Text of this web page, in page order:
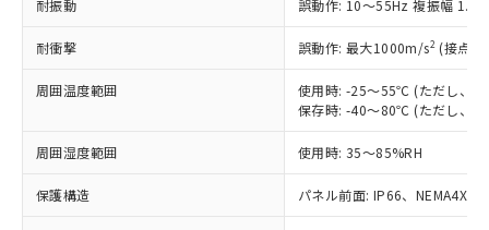
耐振動 誤動作: 10～55Hz 複振幅
耐衝撃 誤動作: 最大1000m/s2 (接点
周囲温度範囲
使用時: -25～55℃ (ただし、氷
保存時: -40～80℃ (ただし、氷
周囲湿度範囲 使用時: 35～85%RH
保護構造 パネル前面: IP66、NEMA4X,
示しないようお願いします。
マイパーツ機能（部品リスト作成サー
ビス）をご利用いただくには、I-Web
メンバーズにご登録されている必要が
登録された部品リストについて、当社
および当社の共同利用者が、当社の製
品・サービスに関するお客様との取
部品在庫の切り替え状況などにより、予定
月が前後することがあります。
※3 非含有証明書ダウンロード
下記の非含有証明書をダウンロードするこ
準値以下であることを示します。
「10」：通常の使用状況下において有害物
質が外部に漏えいし、環境に深刻な影響を
及ぼさない年数を意味します。
「－」：未確認です。当社販売部門へお問
該第三者に通知します。また当社は、
販売先および販売に係わる関係者が違
法に輸出するおそれがある場合は、取
り引きをいたしません。
受注生産機種、また在庫状況の
情報を公開していない機種